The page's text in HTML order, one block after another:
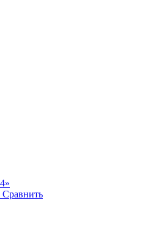
Сравнить